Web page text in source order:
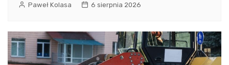
Paweł Kolasa 6 sierpnia 2026